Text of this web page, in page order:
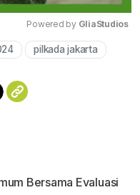
Mute
Powered by GliaStudios
pilkada jakarta
Bersama Evaluasi